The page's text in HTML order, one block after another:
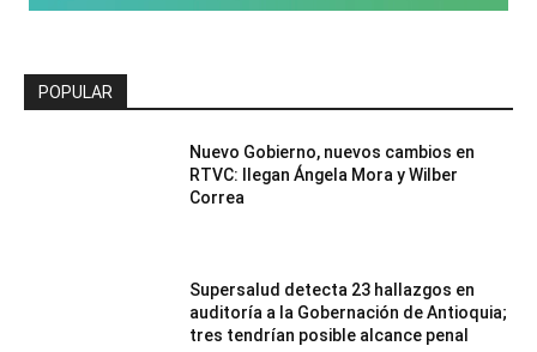
POPULAR
Nuevo Gobierno, nuevos cambios en
RTVC: llegan Ángela Mora y Wilber
Correa
Supersalud detecta 23 hallazgos en
auditoría a la Gobernación de Antioquia;
tres tendrían posible alcance penal